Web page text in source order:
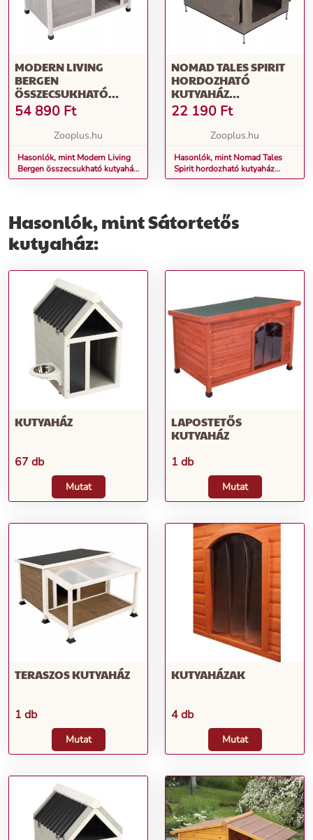
MODERN LIVING
BERGEN
ÖSSZECSUKHATÓ
KUTYAHÁZ M: 103 X 65,5
X 73,3 CM KUTYÁKNAK
54 890 Ft
Zooplus.hu
Hasonlók, mint Modern Living
Bergen összecsukható kutyaház
M: 103 x 65,5 x 73,3 cm
NOMAD TALES SPIRIT
HORDOZHATÓ
KUTYAHÁZ
64X89X85CM
22 190 Ft
Zooplus.hu
Hasonlók, mint Nomad Tales
Spirit hordozható kutyaház
64x89x85cm
Hasonlók, mint Sátortetős
kutyaház:
KUTYAHÁZ
67 db
Mutat
LAPOSTETŐS
KUTYAHÁZ
1 db
Mutat
TERASZOS KUTYAHÁZ
1 db
Mutat
KUTYAHÁZAK
4 db
Mutat